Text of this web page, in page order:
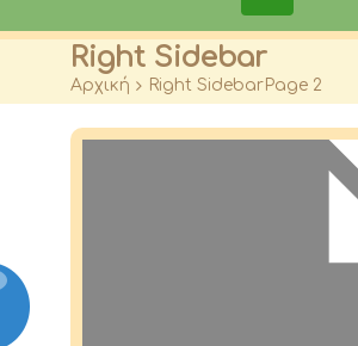
Αρχική
Φωτογραφίες
Right Sidebar
Αρχική > Right Sidebar Page 2